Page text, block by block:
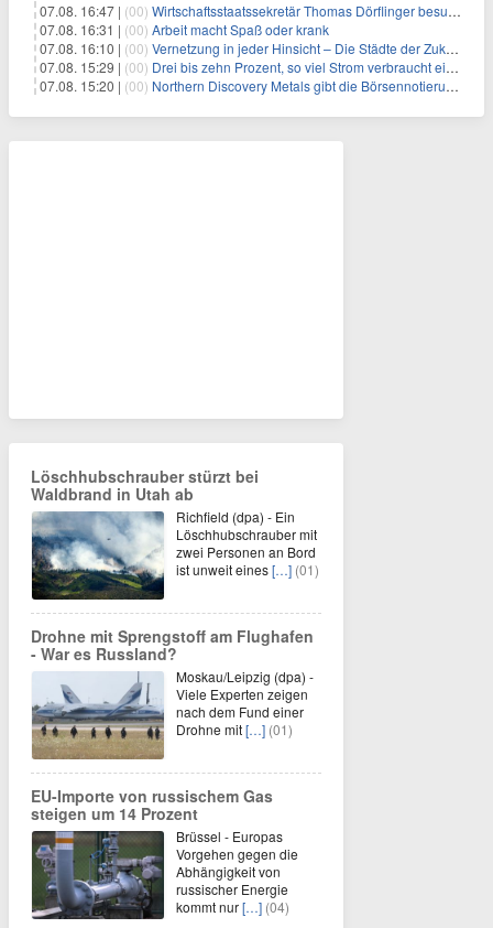
07.08. 16:47 | (00) Wirtschaftsstaatssekretär Thomas Dörflinger besucht Handwerksbetrieb im Kammerbezirk Freiburg
07.08. 16:31 | (00) Arbeit macht Spaß oder krank
07.08. 16:10 | (00) Vernetzung in jeder Hinsicht – Die Städte der Zukunft sind grün-blau
07.08. 15:29 | (00) Drei bis zehn Prozent, so viel Strom verbraucht ein Aufzug im Gebäude
07.08. 15:20 | (00) Northern Discovery Metals gibt die Börsennotierung an der Frankfurter Wertpapierbörse bekannt
Löschhubschrauber stürzt bei
Waldbrand in Utah ab
Richfield (dpa) - Ein
Löschhubschrauber mit
zwei Personen an Bord
ist unweit eines[…] (01)
Drohne mit Sprengstoff am Flughafen
- War es Russland?
Moskau/Leipzig (dpa) -
Viele Experten zeigen
nach dem Fund einer
Drohne mit[…] (01)
EU-Importe von russischem Gas
steigen um 14 Prozent
Brüssel - Europas
Vorgehen gegen die
Abhängigkeit von
russischer Energie
kommt nur[…] (04)